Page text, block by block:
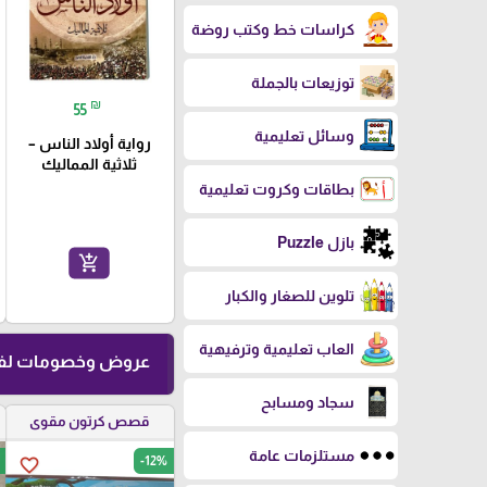
كراسات خط وكتب روضة
توزيعات بالجملة
وسائل تعليمية
بطاقات وكروت تعليمية
بازل Puzzle
تلوين للصغار والكبار
العاب تعليمية وترفيهية
سجاد ومسابح
مستلزمات عامة
55 ₪
رواية أولاد الناس –
ثلاثية المماليك
add_shopping_cart
عروض وخصومات
قصص كرتون مقوى
favorite_border -12%